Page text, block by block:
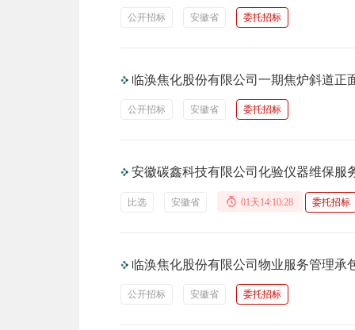
公开招标 安徽省 委托招标
临涣焦化股份有限公司一期焦炉斜道正
公开招标 安徽省 委托招标
安徽碳鑫科技有限公司化验仪器维保服
比选 安徽省 01天14:10:27 委托招标
临涣焦化股份有限公司物业服务管理承
公开招标 安徽省 委托招标